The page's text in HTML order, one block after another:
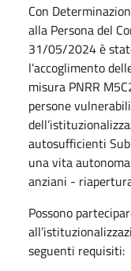
Con
alla Persona del
31/05/2024 è
l’accoglimento
misura PNRR
persone
autosufficienti
una vita
anziani -
Possono
seguenti requisiti: